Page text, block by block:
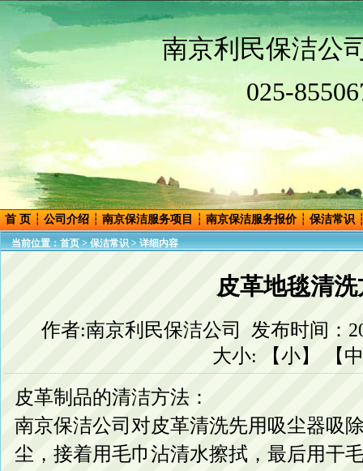
南京利民保洁公
025-
首 页 ┆ 公司介绍 ┆ 南京保洁服务项目 ┆ 南京保洁服务报价 ┆ 保洁常识
当前位置：首页>保洁常识> 详细内容
皮革地毯清
作者:南京利民保洁公司 发布时间：
大小: 【小】 【中
皮革制品的清洁方法：
南京保洁公司对皮革清洗先用吸尘器吸
尘，接着用毛巾沾清水擦拭，最后用干